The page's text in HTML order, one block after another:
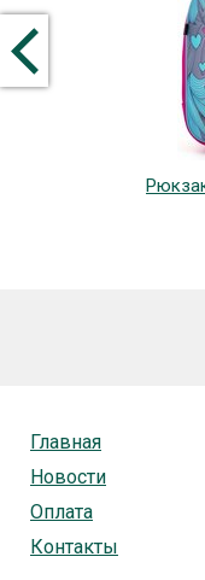
Главная
Новости
Оплата
Контакты